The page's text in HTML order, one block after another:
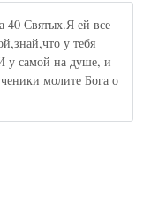
40 Святых.Я ей все
у тебя
у самой на душе, и
молите Бога о